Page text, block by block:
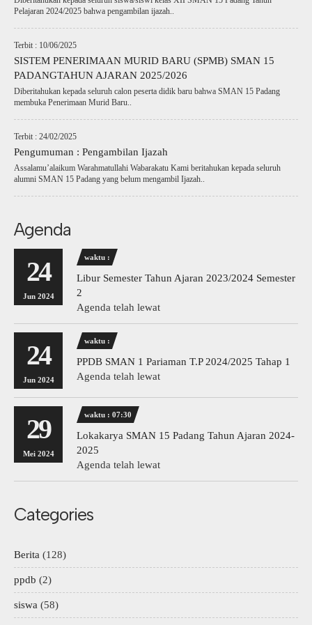
Pelajaran 2024/2025 bahwa pengambilan ijazah..
Terbit : 10/06/2025
SISTEM PENERIMAAN MURID BARU (SPMB) SMAN 15
PADANGTAHUN AJARAN 2025/2026
Diberitahukan kepada seluruh calon peserta didik baru bahwa SMAN 15 Padang
membuka Penerimaan Murid Baru..
Terbit : 24/02/2025
Pengumuman : Pengambilan Ijazah
Assalamu’alaikum Warahmatullahi Wabarakatu Kami beritahukan kepada seluruh
alumni SMAN 15 Padang yang belum mengambil Ijazah..
Agenda
24
Jun 2024
waktu :
Libur Semester Tahun Ajaran 2023/2024 Semester
2
Agenda telah lewat
24
Jun 2024
waktu :
PPDB SMAN 1 Pariaman T.P 2024/2025 Tahap 1
Agenda telah lewat
29
Mei 2024
waktu : 07:30
Lokakarya SMAN 15 Padang Tahun Ajaran 2024-
2025
Agenda telah lewat
Categories
Berita (128)
ppdb (2)
siswa (58)